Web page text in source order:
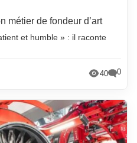
métier de fondeur d’art
et humble » : il raconte
40 0